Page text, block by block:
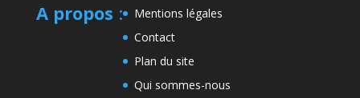
A propos :
Mentions légales
Contact
Plan du site
Qui sommes-nous